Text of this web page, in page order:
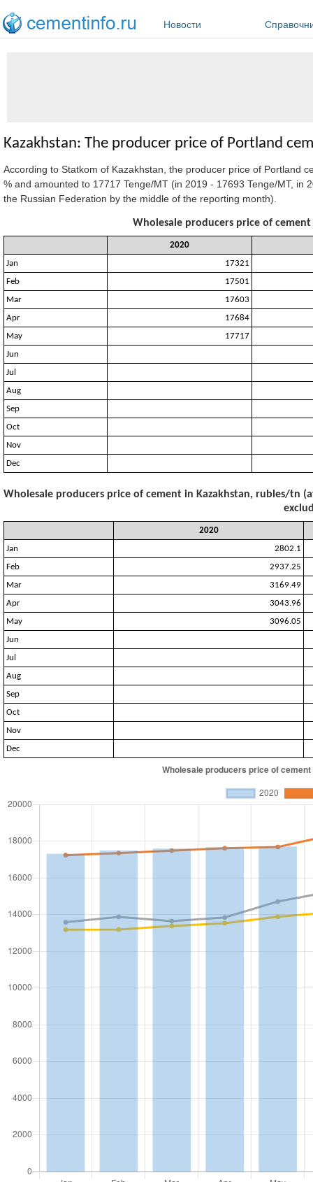
Новости
Kazakhstan: The producer price of Portland
According to Statkom of Kazakhstan, the producer price of Portland
% and amounted to 17717 Tenge/MT (in 2019 - 17693 Tenge/MT,
the Russian Federation by the middle of the reporting month).
Wholesale producers price of
2020
Jan
17321
Feb
17501
Mar
17603
Apr
17684
May
17717
Jun
Jul
Aug
Sep
Oct
Nov
Dec
Wholesale producers price of cement in Kazakhstan, rubles/tn
2020
Jan
2802.1
Feb
2937.25
Mar
3169.49
Apr
3043.96
May
3096.05
Jun
Jul
Aug
Sep
Oct
Nov
Dec